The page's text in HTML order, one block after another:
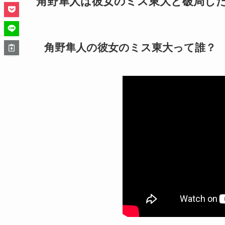
角野隼人の彼女のミス東大って誰？